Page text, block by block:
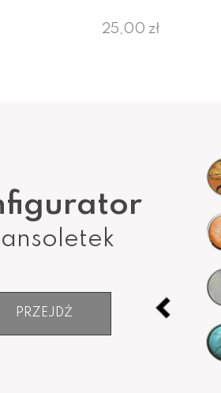
25,00 zł
PRZEJDŹ